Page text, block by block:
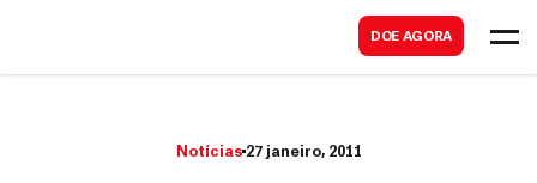
DOE AGORA
r
Notícias 27 janeiro, 2011
a